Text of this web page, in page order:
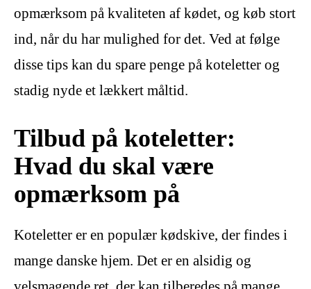
opmærksom på kvaliteten af kødet, og køb stort
ind, når du har mulighed for det. Ved at følge
disse tips kan du spare penge på koteletter og
stadig nyde et lækkert måltid.
Tilbud på koteletter:
Hvad du skal være
opmærksom på
Koteletter er en populær kødskive, der findes i
mange danske hjem. Det er en alsidig og